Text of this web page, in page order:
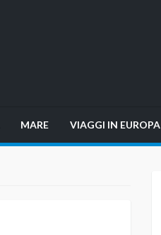
MARE VIAGGI IN EUROPA